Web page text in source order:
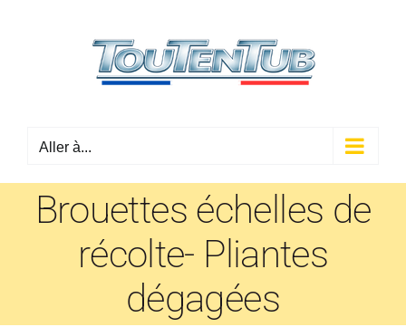
Aller à...
Brouettes échelles de
récolte- Pliantes
dégagées